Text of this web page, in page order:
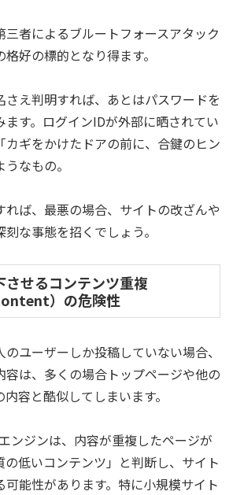
三者によるブルートフォースアタック
格好の標的となり得ます。
え判明すれば、あとはパスワードを
す。ログインIDが外部に晒されてい
カギをかけたドアの前に、合鍵のヒン
なもの。
れば、最悪の場合、サイトの改ざんや
な事態を招くでしょう。
させるコンテンツ重複
）の危険性
ユーザーしか投稿していない場合、
容は、多くの場合トップページや他の
容と酷似してしまいます。
ンジンは、内容が重複したページが
の低いコンテンツ」と判断し、サイト
能性があります。特に小規模サイト